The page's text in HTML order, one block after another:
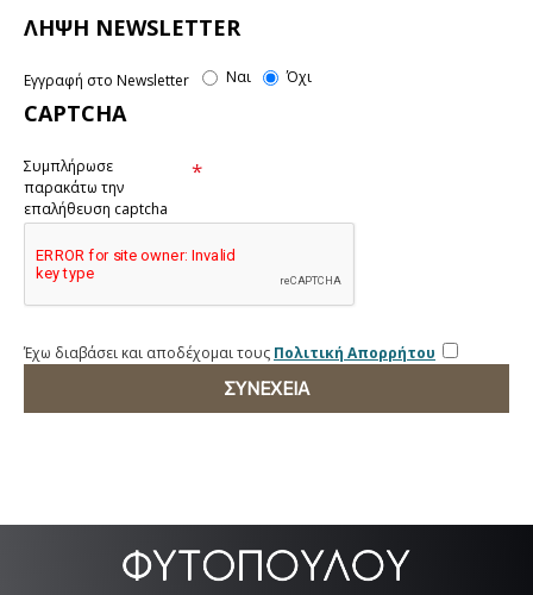
ΛΉΨΗ NEWSLETTER
Εγγραφή στο Newsletter Ναι Όχι
CAPTCHA
Συμπλήρωσε
παρακάτω την
επαλήθευση captcha
Έχω διαβάσει και αποδέχομαι τους Πολιτική Απορρήτου
ΣΥΝΈΧΕΙΑ